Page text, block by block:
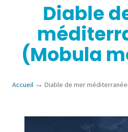
Diable
(Mobula
Accueil → Diable de mer